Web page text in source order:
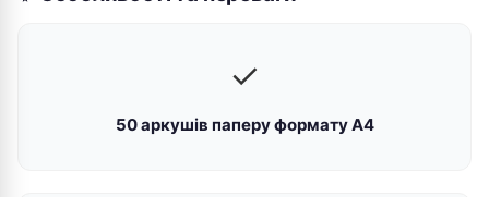
✓
50 аркушів паперу формату А4